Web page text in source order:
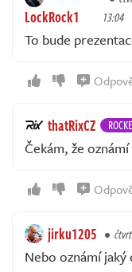
LockRock1
13:04
To bude
thatRixCZ
Čekám, že
jirku1205
Nebo oznámí jaký